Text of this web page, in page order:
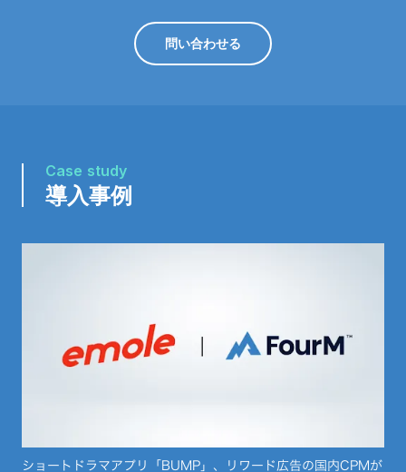
問い合わせる
Case study
導入事例
ショートドラマアプリ「BUMP」、リワード広告の国内CPMが